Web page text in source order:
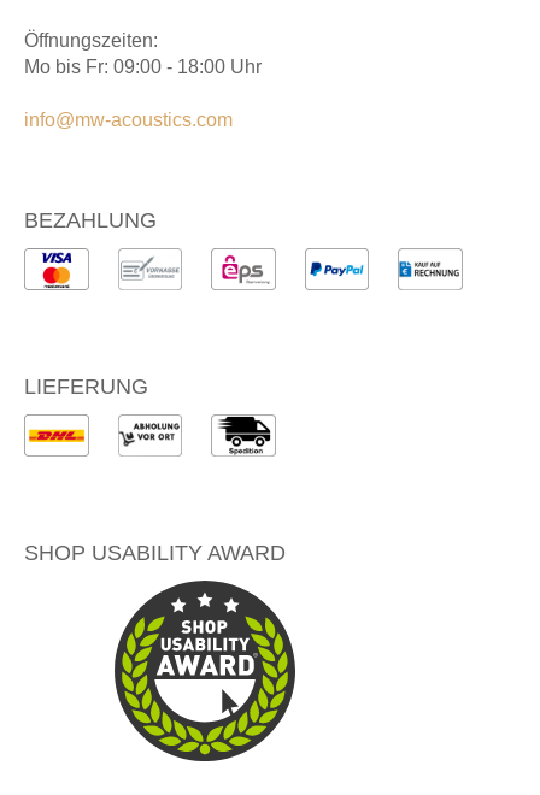
Öffnungszeiten:
Mo bis Fr: 09:00 - 18:00 Uhr
info@mw-acoustics.com
BEZAHLUNG
LIEFERUNG
SHOP USABILITY AWARD